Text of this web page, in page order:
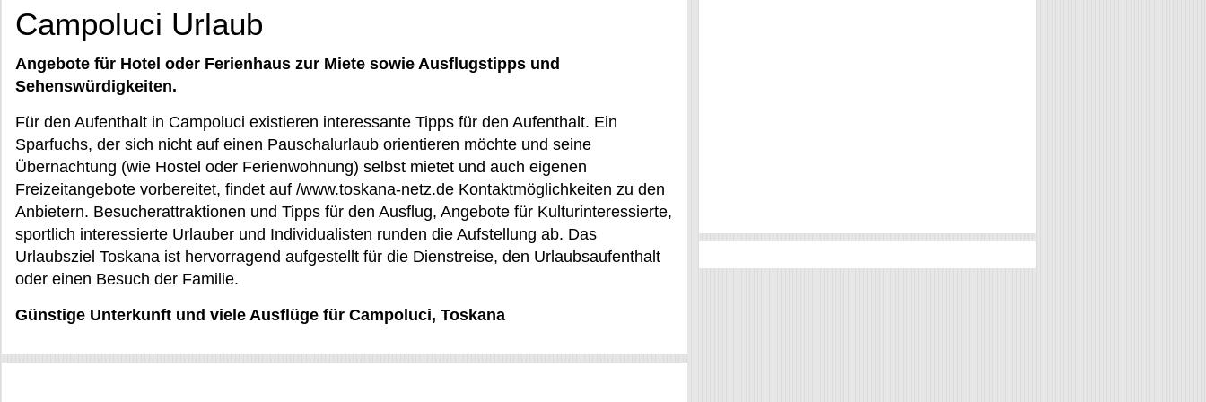
Campoluci Urlaub
Angebote für Hotel oder Ferienhaus zur Miete sowie Ausflugstipps und
Sehenswürdigkeiten.
Für den Aufenthalt in Campoluci existieren interessante Tipps für den Aufenthalt. Ein
Sparfuchs, der sich nicht auf einen Pauschalurlaub orientieren möchte und seine
Übernachtung (wie Hostel oder Ferienwohnung) selbst mietet und auch eigenen
Freizeitangebote vorbereitet, findet auf /www.toskana-netz.de Kontaktmöglichkeiten zu den
Anbietern. Besucherattraktionen und Tipps für den Ausflug, Angebote für Kulturinteressierte,
sportlich interessierte Urlauber und Individualisten runden die Aufstellung ab. Das
Urlaubsziel Toskana ist hervorragend aufgestellt für die Dienstreise, den Urlaubsaufenthalt
oder einen Besuch der Familie.
Günstige Unterkunft und viele Ausflüge für Campoluci, Toskana